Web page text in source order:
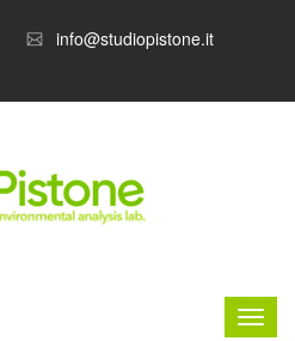
info@studiopistone.it